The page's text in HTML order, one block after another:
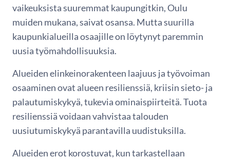
vaikeuksista suuremmat kaupungitkin, Oulu
muiden mukana, saivat osansa. Mutta suurilla
kaupunkialueilla osaajille on löytynyt paremmin
uusia työmahdollisuuksia.
Alueiden elinkeinorakenteen laajuus ja työvoiman
osaaminen ovat alueen resilienssiä, kriisin sieto- ja
palautumiskykyä, tukevia ominaispiirteitä. Tuota
resilienssiä voidaan vahvistaa talouden
uusiutumiskykyä parantavilla uudistuksilla.
Alueiden erot korostuvat, kun tarkastellaan